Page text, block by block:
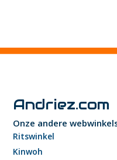
Andriez.com
Onze andere
Ritswinkel
Kinwoh